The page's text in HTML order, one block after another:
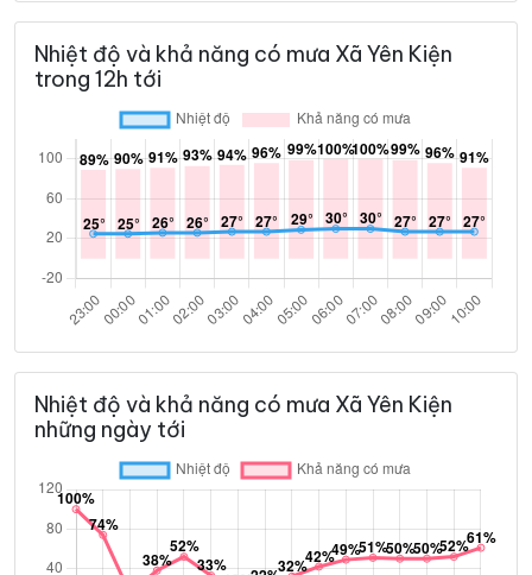
Nhiệt độ và khả năng có mưa Xã Yên Kiện
trong 12h tới
Nhiệt độ và khả năng có mưa Xã Yên Kiện
những ngày tới